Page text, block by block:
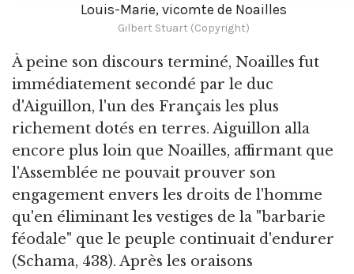
Louis-Marie, vicomte de Noailles
Gilbert Stuart (Copyright)
À peine son discours terminé, Noailles fut
immédiatement secondé par le duc
d'Aiguillon, l'un des Français les plus
richement dotés en terres. Aiguillon alla
encore plus loin que Noailles, affirmant que
l'Assemblée ne pouvait prouver son
engagement envers les droits de l'homme
qu'en éliminant les vestiges de la "barbarie
féodale" que le peuple continuait d'endurer
(Schama, 438). Après les oraisons